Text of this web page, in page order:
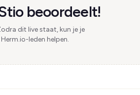
beoordeelt!
dit live staat, kun je je
leden helpen.